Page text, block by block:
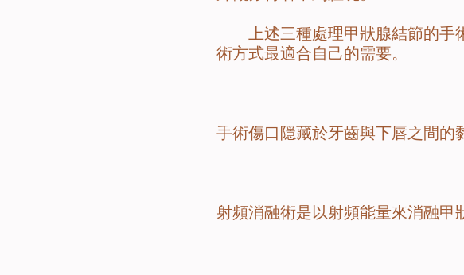
上述三種處理甲狀腺結節的手
術方式最適合自己的需要。
手術傷口隱藏於牙齒與下唇之間的
射頻消融術是以射頻能量來消融甲